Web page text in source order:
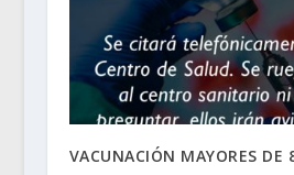
VACUNACIÓN MAYORES DE